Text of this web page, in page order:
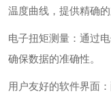
温度曲线，提供精确的
电子扭矩测量：通过
确保数据的准确性。
用户友好的软件界面